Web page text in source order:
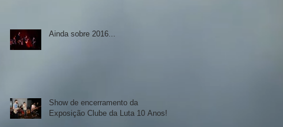
Ainda sobre 2016...
Show de encerramento da
Exposição Clube da Luta 10 Anos!